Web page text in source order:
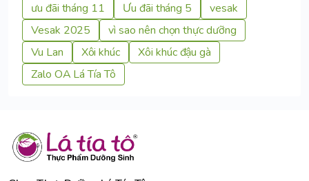
ưu đãi tháng 11
Ưu đãi tháng 5
vesak
Vesak 2025
vì sao nên chọn thực dưỡng
Vu Lan
Xôi khúc
Xôi khúc đậu gà
Zalo OA Lá Tía Tô